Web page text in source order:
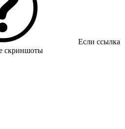
Если ссылка
скриншоты